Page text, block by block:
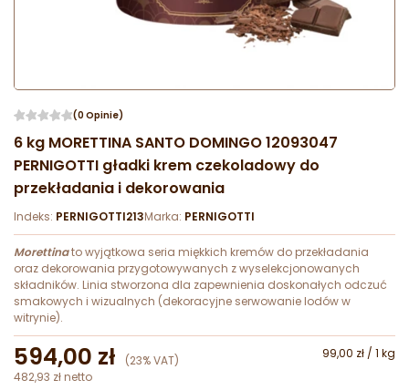
(0 Opinie)
6 kg MORETTINA SANTO DOMINGO 12093047
PERNIGOTTI gładki krem czekoladowy do
przekładania i dekorowania
Indeks: PERNIGOTTI213Marka: PERNIGOTTI
Morettinato wyjątkowa seria miękkich kremów do przekładania
oraz dekorowania przygotowywanych z wyselekcjonowanych
składników. Linia stworzona dla zapewnienia doskonałych odczuć
smakowych i wizualnych (dekoracyjne serwowanie lodów w
witrynie).
594,00 zł (23% VAT)
99,00 zł / 1 kg
482,93 zł netto